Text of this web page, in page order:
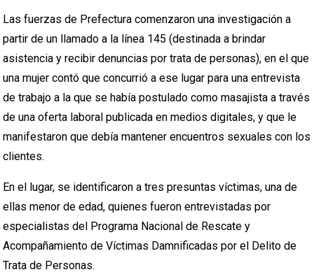
Las fuerzas de Prefectura comenzaron una investigación a
partir de un llamado a la línea 145 (destinada a brindar
asistencia y recibir denuncias por trata de personas), en el que
una mujer contó que concurrió a ese lugar para una entrevista
de trabajo a la que se había postulado como masajista a través
de una oferta laboral publicada en medios digitales, y que le
manifestaron que debía mantener encuentros sexuales con los
clientes.
En el lugar, se identificaron a tres presuntas víctimas, una de
ellas menor de edad, quienes fueron entrevistadas por
especialistas del Programa Nacional de Rescate y
Acompañamiento de Víctimas Damnificadas por el Delito de
Trata de Personas.